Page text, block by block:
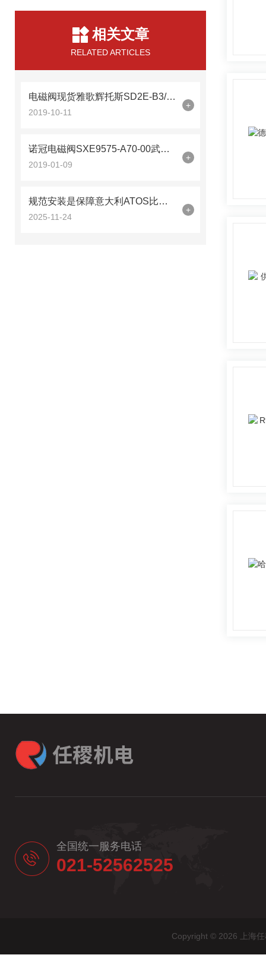
相关文章
RELATED ARTICLES
电磁阀现货雅歌辉托斯SD2E-B3/H2D25
2019-10-11
+
诺冠电磁阀SXE9575-A70-00武汉优势供应
2019-01-09
+
规范安装是保障意大利ATOS比例阀电控气动功能可靠运行的前提
2025-11-24
+
全国统一服务电话
021-52562525
Copyright © 2026 上海